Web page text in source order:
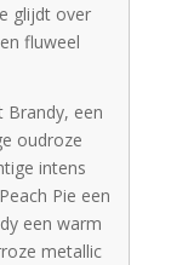
glijdt over
fluweel
Brandy, een
oudroze
intens
Pie een
een warm
metallic